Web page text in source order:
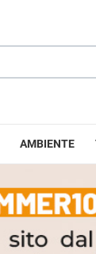
AMBIENTE